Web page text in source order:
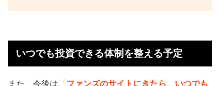
いつでも投資できる体制を整える予定
また、今後は「 ファンズのサイトにきたら、いつでも